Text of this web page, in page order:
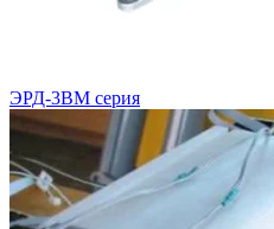
ЭРД-3ВМ серия